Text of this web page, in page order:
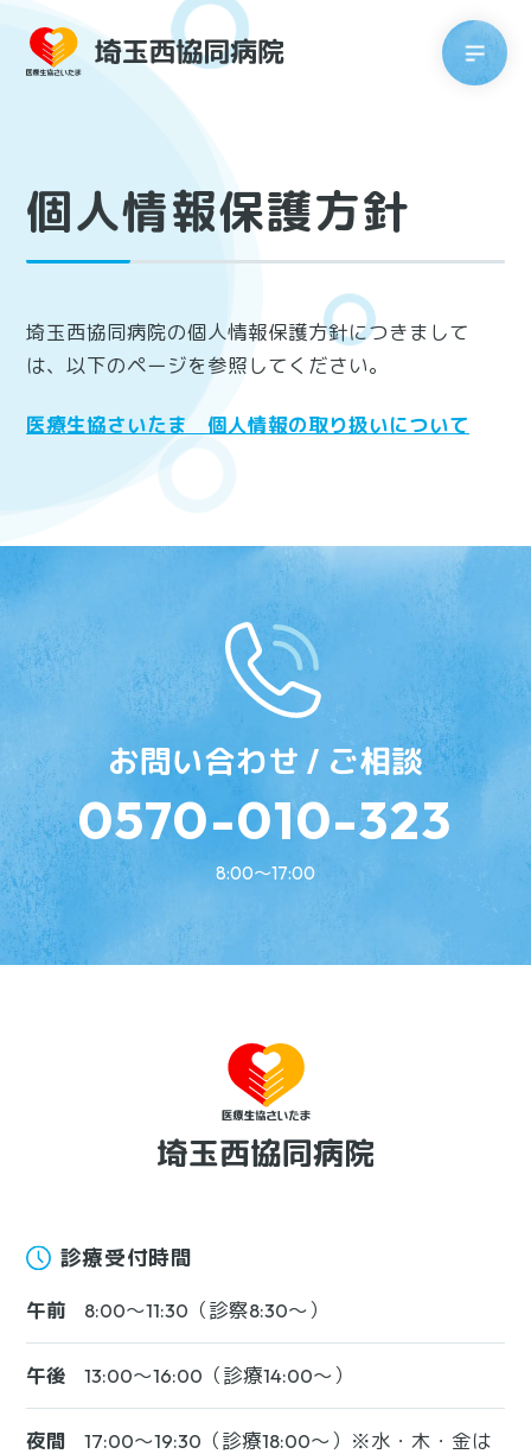
個人情報保護方針
埼玉西協同病院の個人情報保護方針につきまして
は、以下のページを参照してください。
医療生協さいたま 個人情報の取り扱いについて
お問い合わせ / ご相談
0570-010-323
8:00〜17:00
診療受付時間
午前 8:00〜11:30（診察8:30〜）
午後 13:00〜16:00（診療14:00〜）
夜間
17:00〜19:30（診療18:00〜）※水・木・金は